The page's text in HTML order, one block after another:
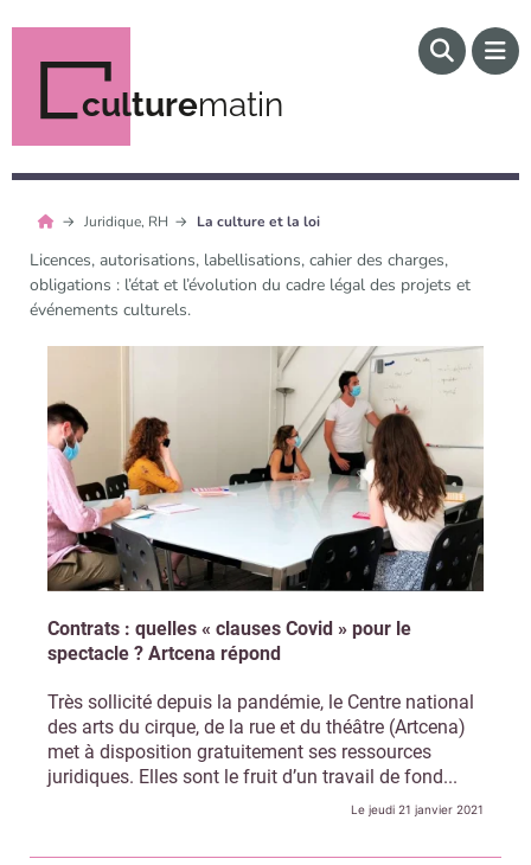
culturematin
Juridique, RH La culture et la loi
Licences, autorisations, labellisations, cahier des charges,
obligations : l’état et l’évolution du cadre légal des projets et
événements culturels.
Contrats : quelles « clauses Covid » pour le
spectacle ? Artcena répond
Très sollicité depuis la pandémie, le Centre national
des arts du cirque, de la rue et du théâtre (Artcena)
met à disposition gratuitement ses ressources
juridiques. Elles sont le fruit d’un travail de fond...
Le jeudi 21 janvier 2021